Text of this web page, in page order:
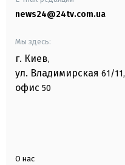
news24@24tv.com.ua
Мы здесь:
г. Киев,
ул. Владимирская 61/11,
офис 50
О нас